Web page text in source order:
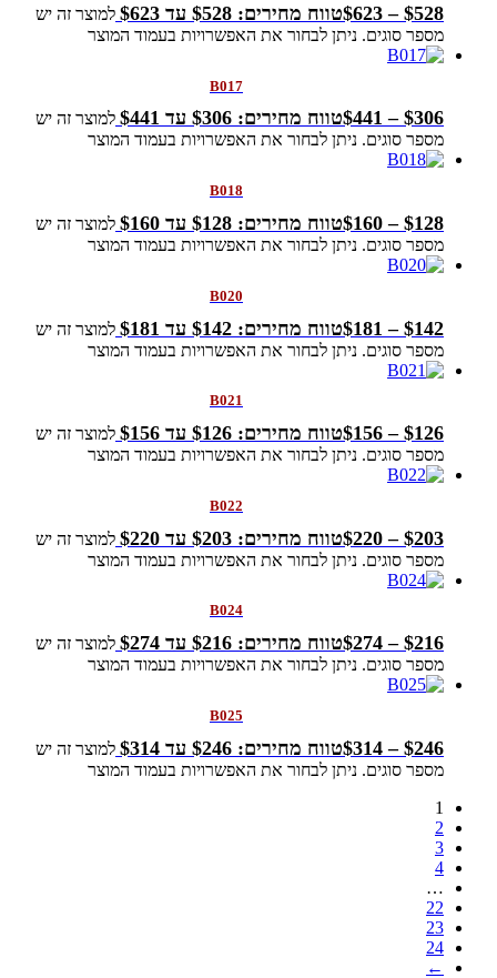
$528
–
$623 טווח מחירים: ⁦$528⁩ עד ⁦$623⁩
למוצר זה יש
מספר סוגים. ניתן לבחור את האפשרויות בעמוד המוצר
B017
$306
–
$441 טווח מחירים: ⁦$306⁩ עד ⁦$441⁩
למוצר זה יש
מספר סוגים. ניתן לבחור את האפשרויות בעמוד המוצר
B018
$128
–
$160 טווח מחירים: ⁦$128⁩ עד ⁦$160⁩
למוצר זה יש
מספר סוגים. ניתן לבחור את האפשרויות בעמוד המוצר
B020
$142
–
$181 טווח מחירים: ⁦$142⁩ עד ⁦$181⁩
למוצר זה יש
מספר סוגים. ניתן לבחור את האפשרויות בעמוד המוצר
B021
$126
–
$156 טווח מחירים: ⁦$126⁩ עד ⁦$156⁩
למוצר זה יש
מספר סוגים. ניתן לבחור את האפשרויות בעמוד המוצר
B022
$203
–
$220 טווח מחירים: ⁦$203⁩ עד ⁦$220⁩
למוצר זה יש
מספר סוגים. ניתן לבחור את האפשרויות בעמוד המוצר
B024
$216
–
$274 טווח מחירים: ⁦$216⁩ עד ⁦$274⁩
למוצר זה יש
מספר סוגים. ניתן לבחור את האפשרויות בעמוד המוצר
B025
$246
–
$314 טווח מחירים: ⁦$246⁩ עד ⁦$314⁩
למוצר זה יש
מספר סוגים. ניתן לבחור את האפשרויות בעמוד המוצר
1
2
3
4
…
22
23
24
←